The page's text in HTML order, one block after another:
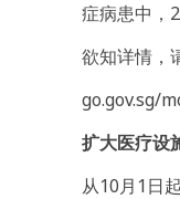
症病患中，
欲知详情，
go.gov.sg/
扩大医疗设
从10月1日